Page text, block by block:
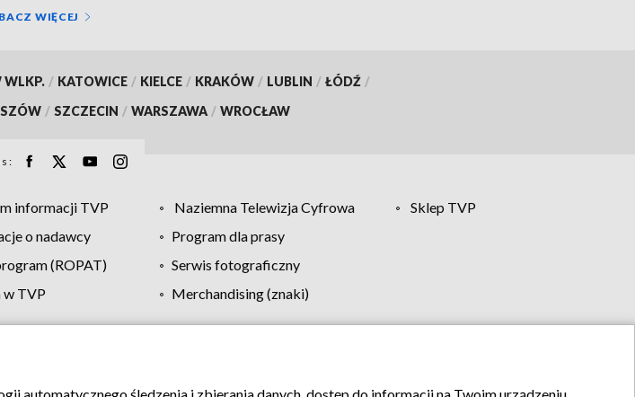
WIĘCEJ
WLKP. / KATOWICE / KIELCE / KRAKÓW / LUBLIN / ŁÓDŹ /
/ SZCZECIN / WARSZAWA / WROCŁAW
informacji TVP Naziemna Telewizja Cyfrowa
Sklep TVP
o nadawcy
Program dla prasy
(ROPAT)
Serwis fotograficzny
w TVP
Merchandising (znaki)
Moje zgody Pomoc Biuro reklamy Kontakt